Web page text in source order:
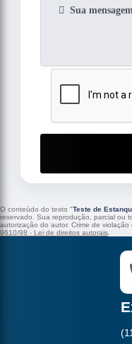
O conteúdo do texto "Teste de
reservado. Sua reprodução, parcial ou
autorização do autor. Crime de
9610/98 - Lei de direitos autorais